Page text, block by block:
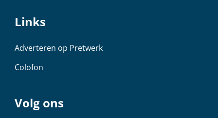
Links
Adverteren op Pretwerk
Colofon
Volg ons